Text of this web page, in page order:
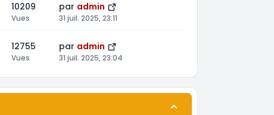
10209
Vues
par admin
31 juil. 2025, 23:11
12755
Vues
par admin
31 juil. 2025, 23:04